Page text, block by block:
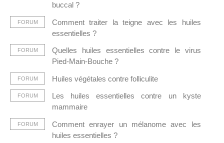
buccal ?
FORUM
Comment traiter la teigne avec les huiles
essentielles ?
FORUM
Quelles huiles essentielles contre le virus
Pied-Main-Bouche ?
FORUM Huiles végétales contre folliculite
FORUM
Les huiles essentielles contre un kyste
mammaire
FORUM
Comment enrayer un mélanome avec les
huiles essentielles ?